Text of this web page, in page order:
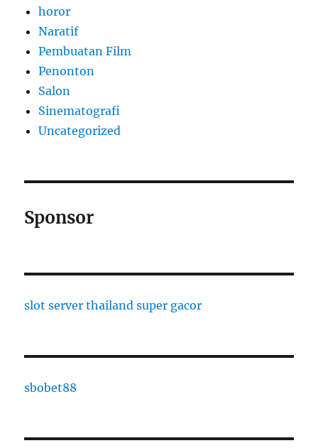
horor
Naratif
Pembuatan Film
Penonton
Salon
Sinematografi
Uncategorized
Sponsor
slot server thailand super gacor
sbobet88